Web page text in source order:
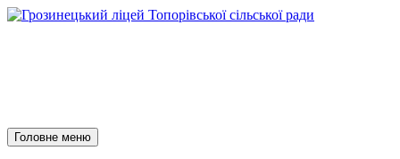
Пошук
Головне меню Перейти
до